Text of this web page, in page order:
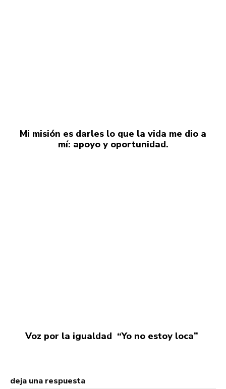
Mi misión es darles lo que la vida me dio a
mí: apoyo y oportunidad.
Voz por la igualdad “Yo no estoy loca”
deja una respuesta